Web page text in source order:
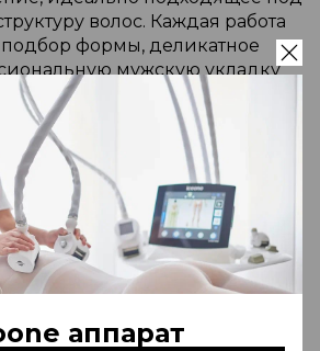
аппарат
волос. Каждая работа
подбор формы, деликатное
мужскую укладку
с использованием стайлинга
лаконичность и
нашем меню представлена
под машинку. Мы
чистоту исполнения
этапе. В Aldo Coppola
мужской стилист по волосам.
уход за волосами